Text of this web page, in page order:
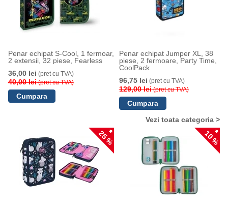
Penar echipat S-Cool, 1 fermoar,
2 extensii, 32 piese, Fearless
36,00 lei (pret cu TVA)
40,00 lei(pret cu TVA)
Penar echipat Jumper XL, 38
piese, 2 fermoare, Party Time,
CoolPack
96,75 lei (pret cu TVA)
129,00 lei(pret cu TVA)
Vezi toata categoria >
25 % 10 %